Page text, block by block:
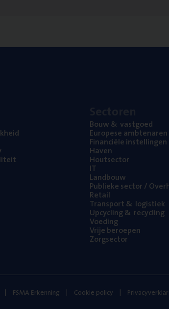
Bouw& vastgoed
Euro­pe­se ambtenaren
Finan­ci­ë­le instellingen
Haven
Hout­sec­tor
IT
Land­bouw
Publie­ke sec­tor /
Retail
Trans­port& logistiek
Upcy­cling& recycling
Voe­ding
Vrije beroe­pen
Zorg­sec­tor
FSMA Erkenning Cookie policy